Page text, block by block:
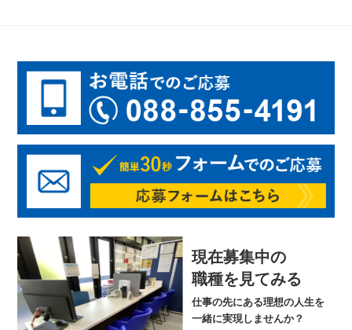
現在募集中の
職種を見てみる
仕事の先にある理想の人生を
一緒に実現しませんか？